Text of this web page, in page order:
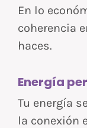
En lo
coherencia
haces.
Energía
Tu energía
la conexión